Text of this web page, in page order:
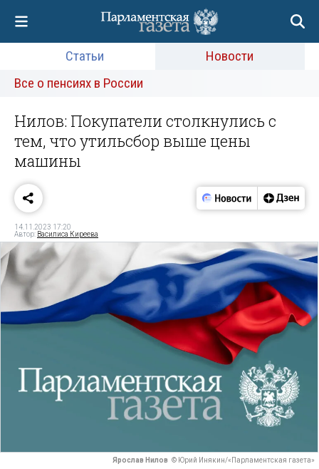
Статьи
Новости
Все о пенсиях в России
Нилов: Покупатели столкнулись с
тем, что утильсбор выше цены
машины
14.11.2023 17:20
Автор: Василиса Киреева
Ярослав Нилов © Юрий Инякин/«Парламентская газета»